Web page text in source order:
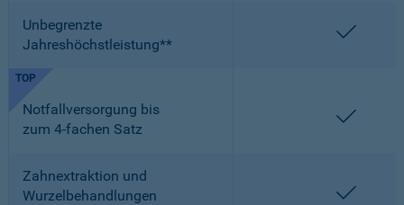
Unbegrenzte
Jahreshöchstleistung**
Notfallversorgung bis
zum 4-fachen Satz
TOP
Zahnextraktion und
Wurzelbehandlungen